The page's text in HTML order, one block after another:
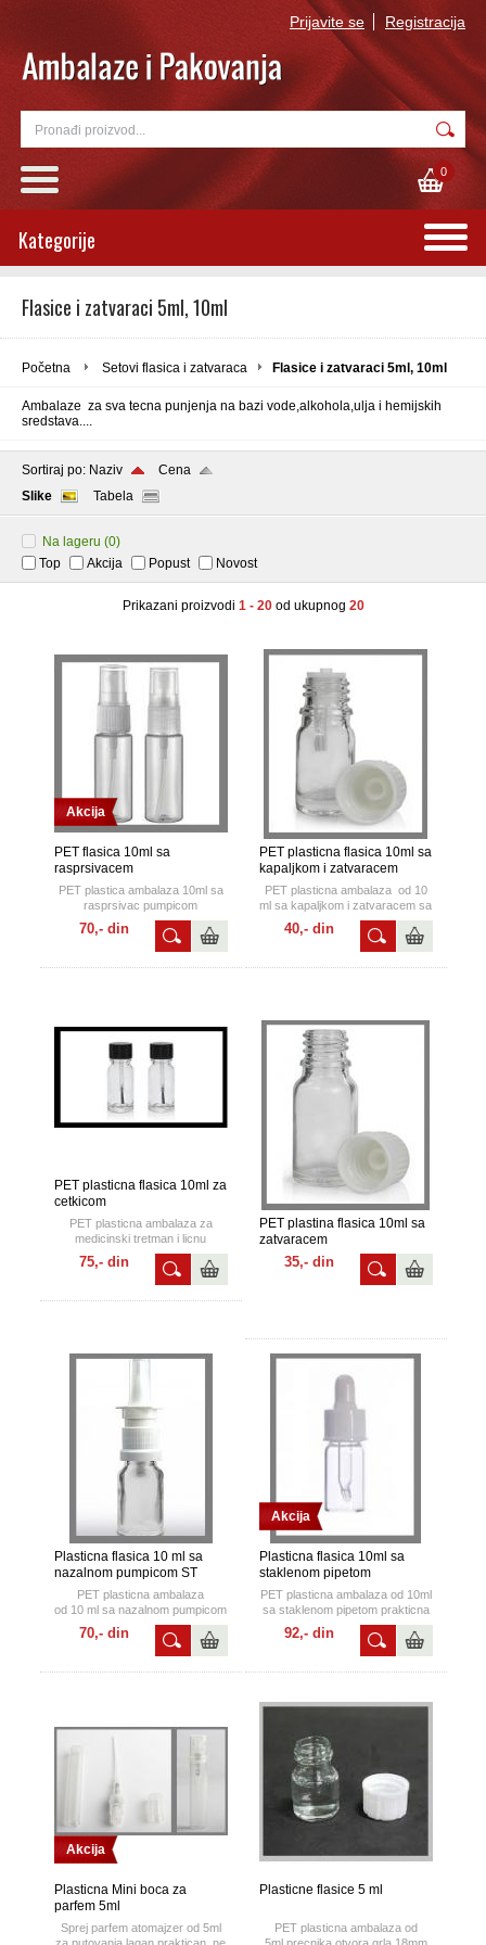
Prijavite se Registracija
0
Kategorije
Flasice i zatvaraci 5ml, 10ml
Početna Setovi flasica i zatvaraca Flasice i zatvaraci 5ml, 10ml
Ambalaze za sva tecna punjenja na bazi vode,alkohola,ulja i hemijskih
sredstava....
Sortiraj po: Naziv
Cena
Slike
Tabela
Na lageru (0)
Top
Akcija Popust Novost
Prikazani proizvodi 1 - 20od ukupnog 20
Akcija
PET flasica 10ml sa
rasprsivacem
PET plastica ambalaza 10ml sa
rasprsivac pumpicom
70,- din
PET plasticna flasica 10ml sa
kapaljkom i zatvaracem
PET plasticna ambalaza od 10
ml sa kapaljkom i zatvaracem sa
sigurnosnim prstenom.
40,- din
PET plasticna flasica 10ml za
cetkicom
PET plasticna ambalaza za
medicinski tretman i licnu
upotrebu.
75,- din
PET plastina flasica 10ml sa
zatvaracem
35,- din
Plasticna flasica 10 ml sa
nazalnom pumpicom ST
PET plasticna ambalaza
od 10 ml sa nazalnom pumpicom
za sve indikacije tecnosti u nos.
70,- din
Akcija
Plasticna flasica 10ml sa
staklenom pipetom
PET plasticna ambalaza od 10ml
sa staklenom pipetom prakticna
je za licnu upotrebu i laka za
transport.
92,- din
Akcija
Plasticna Mini boca za
parfem 5ml
Sprej parfem atomajzer od 5ml
Plasticne flasice 5 ml
PET plasticna ambalaza od